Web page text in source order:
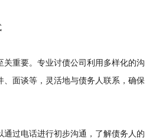
重要。专业讨债公司利用多样化的沟
、面谈等，灵活地与债务人联系，确保
过电话进行初步沟通，了解债务人的